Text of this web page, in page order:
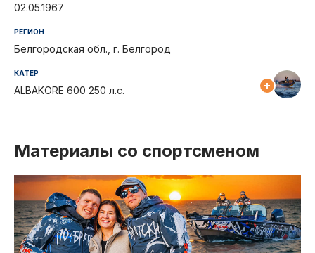
02.05.1967
РЕГИОН
Белгородская обл., г. Белгород
КАТЕР
ALBAKORE 600 250 л.с.
Материалы со спортсменом